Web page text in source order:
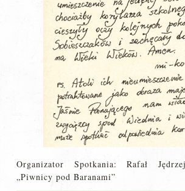
Organizator Spotkania: Rafał
„Piwnicy pod Baranami”